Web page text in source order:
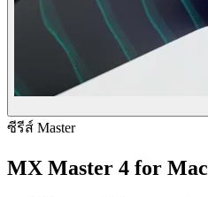
ซีรีส์ Master
MX Master 4 for Mac